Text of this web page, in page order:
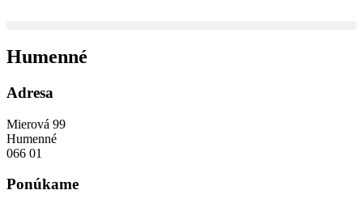
Humenné
Adresa
Mierová 99
Humenné
066 01
Ponúkame